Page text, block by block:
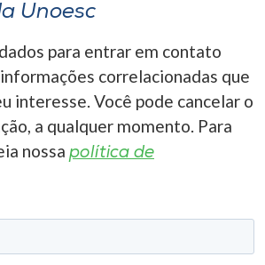
Unoesc
para entrar em contato
correlacionadas que
interesse. Você pode cancelar o
a qualquer momento. Para
nossa política de